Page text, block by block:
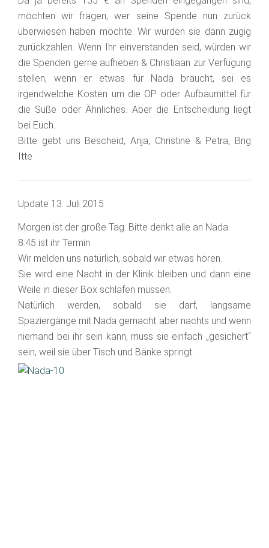
möchten wir fragen, wer seine Spende nun zurück
überwiesen haben möchte. Wir würden sie dann zügig
zurückzahlen. Wenn Ihr einverstanden seid, würden wir
die Spenden gerne aufheben & Christiaan zur Verfügung
stellen, wenn er etwas für Nada braucht, sei es
irgendwelche Kosten um die OP oder Aufbaumittel für
die Süße oder Ähnliches. Aber die Entscheidung liegt
bei Euch.
Bitte gebt uns Bescheid, Anja, Christine & Petra, Brig
Itte
Update 13. Juli 2015
Morgen ist der große Tag. Bitte denkt alle an Nada.
8:45 ist ihr Termin.
Wir melden uns natürlich, sobald wir etwas hören.
Sie wird eine Nacht in der Klinik bleiben und dann eine
Weile in dieser Box schlafen müssen.
Natürlich werden, sobald sie darf, langsame
Spaziergänge mit Nada gemacht aber nachts und wenn
niemand bei ihr sein kann, muss sie einfach „gesichert“
sein, weil sie über Tisch und Bänke springt.